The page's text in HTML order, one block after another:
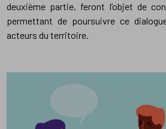
deuxième partie, feront l’objet de
permettant de poursuivre ce
acteurs du territoire.